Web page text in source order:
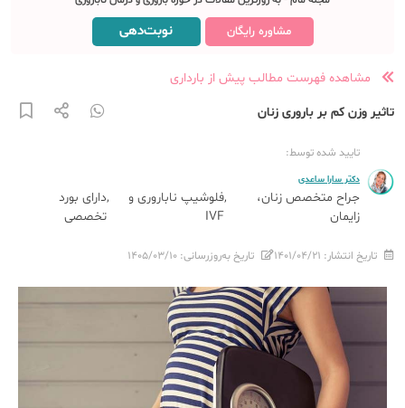
مشاوره رایگان نوبت‌دهی
مشاهده فهرست مطالب پیش از بارداری
تاثیر وزن کم بر باروری زنان
تایید شده توسط:
دکتر سارا ساعدی
جراح متخصص زنان،
زایمان
فلوشیپ ناباروری و
IVF
دارای بورد
تخصصی
تاریخ انتشار: ۱۴۰۱/۰۴/۲۱ تاریخ به‌روزرسانی: ۱۴۰۵/۰۳/۱۰